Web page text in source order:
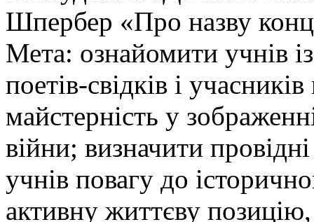
Шпербер «Про назву
Мета: ознайомити учнів
поетів-свідків і
майстерність у
війни; визначити
учнів повагу до
активну життєву